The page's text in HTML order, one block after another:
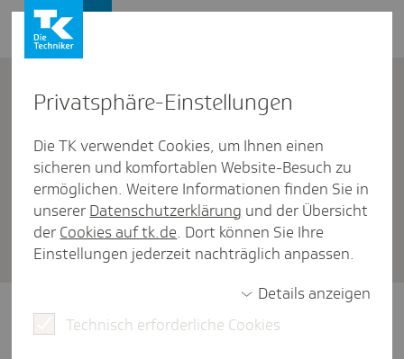
Kontakt
Kann ich meine bereits einge­ge­
benen Daten für eine weitere
Bewer­bung nutzen?
Bewerbungsprozess
Solange Ihr Bewerberprofil aktiv ist, können
Sie sich auf eine neue Stellenausschreibung
Privat­sphäre-Einstel­lungen
Die TK verwendet Cookies, um Ihnen einen
sicheren und komfortablen Website-Besuch zu
ermöglichen. Weitere Informationen finden Sie in
unserer Datenschutzerklärung und der Übersicht
der Cookies auf tk.de. Dort können Sie Ihre
Einstellungen jederzeit nachträglich anpassen.
Details anzeigen
Technisch erforderliche Cookies